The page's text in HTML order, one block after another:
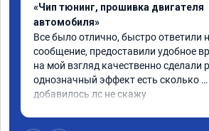
«Чип тюнинг, прошивка двигателя
автомобиля»
Все было отлично, быстро ответили
сообщение, предоставили удобное
на мой взгляд качественно сделали
однозначный эффект есть сколько
добавилось лс не скажу